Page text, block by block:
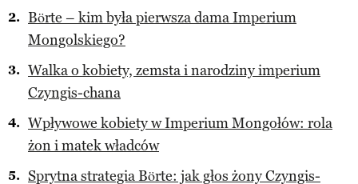
Börte – kim była pierwsza dama Imperium
Mongolskiego?
Walka o kobiety, zemsta i narodziny imperium
Czyngis-chana
Wpływowe kobiety w Imperium Mongołów: rola
żon i matek władców
Sprytna strategia Börte: jak głos żony Czyngis-